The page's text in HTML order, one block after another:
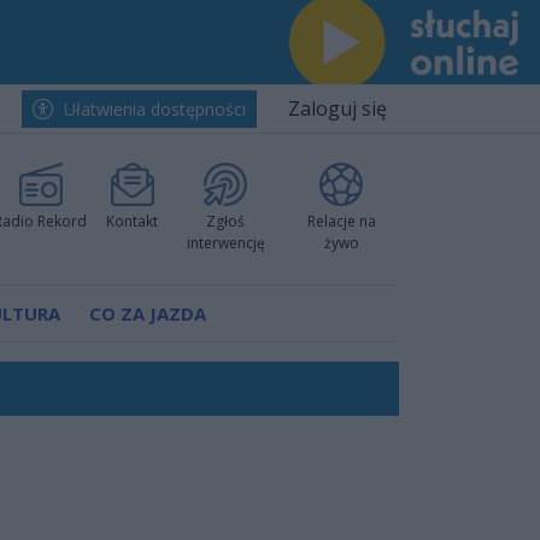
Ułatwienia dostępności Zaloguj się
Rekord Kontakt
Zgłoś
interwencję
Relacje na
żywo
CO ZA JAZDA